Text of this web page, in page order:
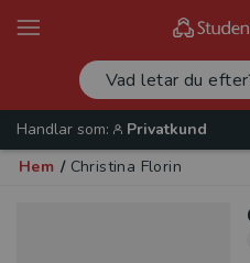
Handlar som:
Privatkund
Hem / Christina Florin